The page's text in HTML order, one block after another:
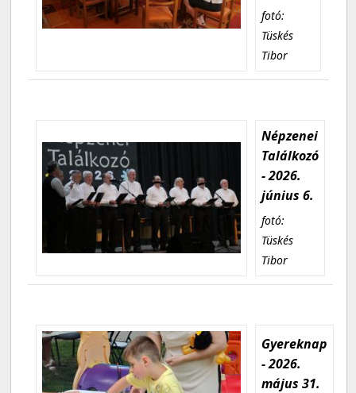
fotó:
Tüskés
Tibor
Népzenei
Találkozó
- 2026.
június 6.
fotó:
Tüskés
Tibor
Gyereknap
- 2026.
május 31.